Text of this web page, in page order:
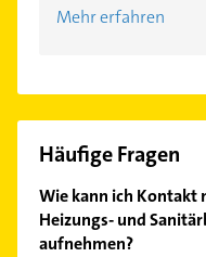
Mehr erfahren
Häufige Fragen
Wie kann ich
Heizungs- und
aufnehmen?